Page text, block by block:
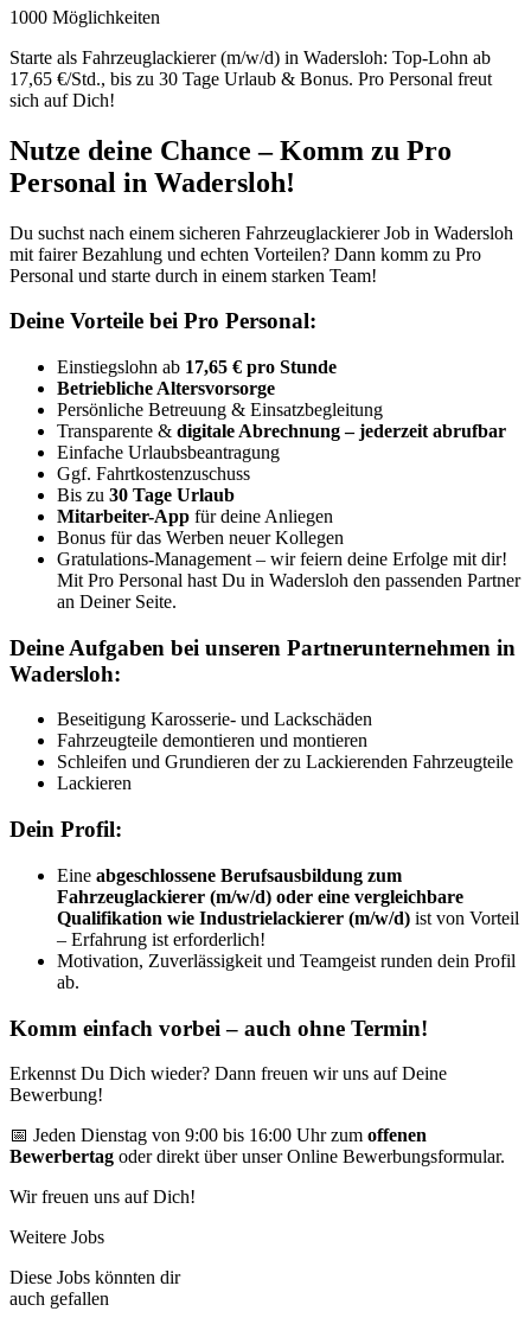
1000 Möglichkeiten
Starte als Fahrzeuglackierer (m/w/d) in Wadersloh: Top-Lohn ab
17,65 €/Std., bis zu 30 Tage Urlaub & Bonus. Pro Personal freut
sich auf Dich!
Nutze deine Chance – Komm zu Pro
Personal in Wadersloh!
Du suchst nach einem sicheren Fahrzeuglackierer Job in Wadersloh
mit fairer Bezahlung und echten Vorteilen? Dann komm zu Pro
Personal und starte durch in einem starken Team!
Deine Vorteile bei Pro Personal:
Einstiegslohn ab 17,65 € pro Stunde
Betriebliche Altersvorsorge
Persönliche Betreuung & Einsatzbegleitung
Transparente & digitale Abrechnung – jederzeit abrufbar
Einfache Urlaubsbeantragung
Ggf. Fahrtkostenzuschuss
Bis zu 30 Tage Urlaub
Mitarbeiter-App für deine Anliegen
Bonus für das Werben neuer Kollegen
Gratulations-Management – wir feiern deine Erfolge mit dir!
Mit Pro Personal hast Du in Wadersloh den passenden Partner
an Deiner Seite.
Deine Aufgaben bei unseren Partnerunternehmen in
Wadersloh:
Beseitigung Karosserie- und Lackschäden
Fahrzeugteile demontieren und montieren
Schleifen und Grundieren der zu Lackierenden Fahrzeugteile
Lackieren
Dein Profil:
Eine abgeschlossene Berufsausbildung zum
Fahrzeuglackierer (m/w/d) oder eine vergleichbare
Qualifikation wie Industrielackierer (m/w/d) ist von Vorteil
– Erfahrung ist erforderlich!
Motivation, Zuverlässigkeit und Teamgeist runden dein Profil
ab.
Komm einfach vorbei – auch ohne Termin!
Erkennst Du Dich wieder? Dann freuen wir uns auf Deine
Bewerbung!
📅 Jeden Dienstag von 9:00 bis 16:00 Uhr zum offenen
Bewerbertag oder direkt über unser Online Bewerbungsformular.
Wir freuen uns auf Dich!
Weitere Jobs
Diese Jobs könnten dir
auch gefallen